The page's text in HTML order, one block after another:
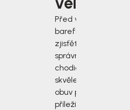
Před výběrem
barefoot bot
zjisťěte jak
správně změřit
chodidla a vybrat
skvěle padnoucí
obuv pro každou
příležitost.